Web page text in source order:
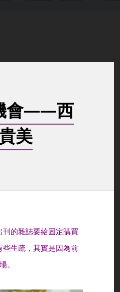
會——西
美
的雜誌要給固定購買
生疏，其實是因為前
。